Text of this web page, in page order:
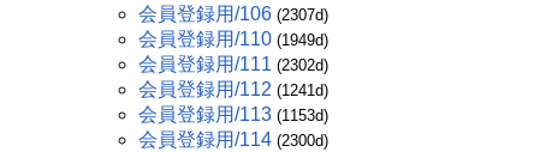
会員登録用/106 (2307d)
会員登録用/110 (1949d)
会員登録用/111 (2302d)
会員登録用/112 (1241d)
会員登録用/113 (1153d)
会員登録用/114 (2300d)